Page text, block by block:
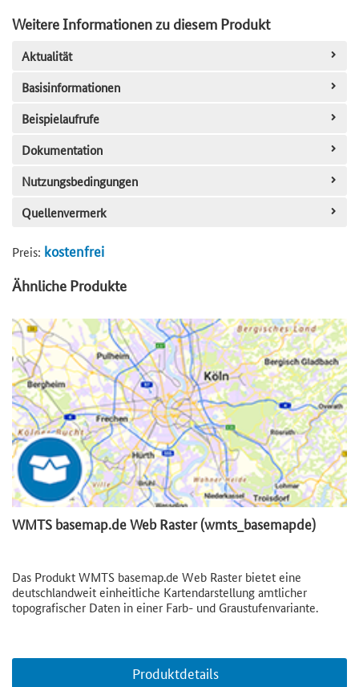
Weitere Informationen zu diesem Produkt
Aktualität
Basisinformationen
Beispielaufrufe
Dokumentation
Nutzungsbedingungen
Quellenvermerk
Preis: kostenfrei
Ähnliche Produkte
WMTS basemap.de Web Raster (wmts_basemapde)
Das Produkt WMTS basemap.de Web Raster bietet eine
deutschlandweit einheitliche Kartendarstellung amtlicher
topografischer Daten in einer Farb- und Graustufenvariante.
Produktdetails